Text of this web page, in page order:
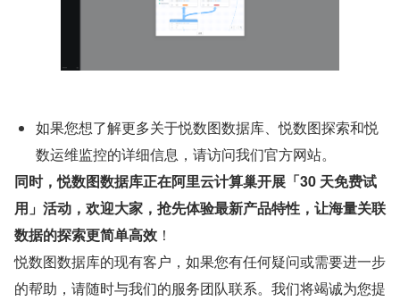
如果您想了解更多关于悦数图数据库、悦数图探索和悦
数运维监控的详细信息，请访问我们官方网站。
同时，悦数图数据库正在阿里云计算巢开展「30 天免费试
用」活动，欢迎大家，抢先体验最新产品特性，让海量关联
数据的探索更简单高效 ！
悦数图数据库的现有客户，如果您有任何疑问或需要进一步
的帮助，请随时与我们的服务团队联系。我们将竭诚为您提